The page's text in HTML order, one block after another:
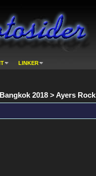
LINKER
2018 > Ayers Rock